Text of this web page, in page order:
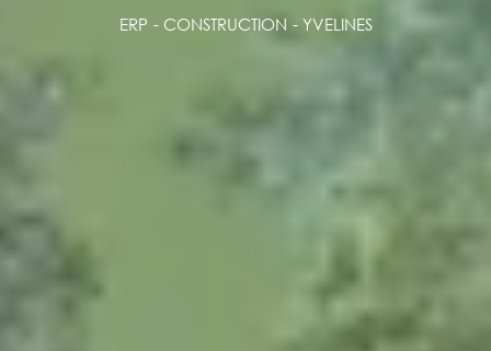
ERP - CONSTRUCTION - YVELINES